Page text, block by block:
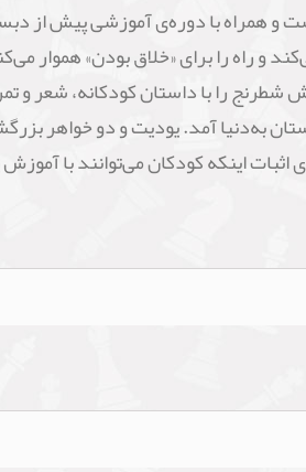
و همراه با دوره‌ی آموزشی پیش
و راه را برای «خلاق‌ بودن» هموار
شطرنج را با داستان کودکانه، شعر
1976 در بوداپست مجارستان به‌دنیا آمد.
اثبات اینکه کودکان می‌توانند